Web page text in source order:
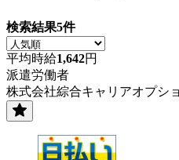
検索結果5件
平均時給1,642円
派遣労働者
株式会社綜合キャリアオプシ